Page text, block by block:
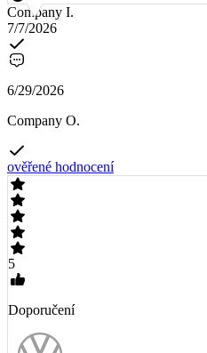
Company I.
7/7/2026
6/29/2026
Company O.
ověřené hodnocení
5
Doporučení